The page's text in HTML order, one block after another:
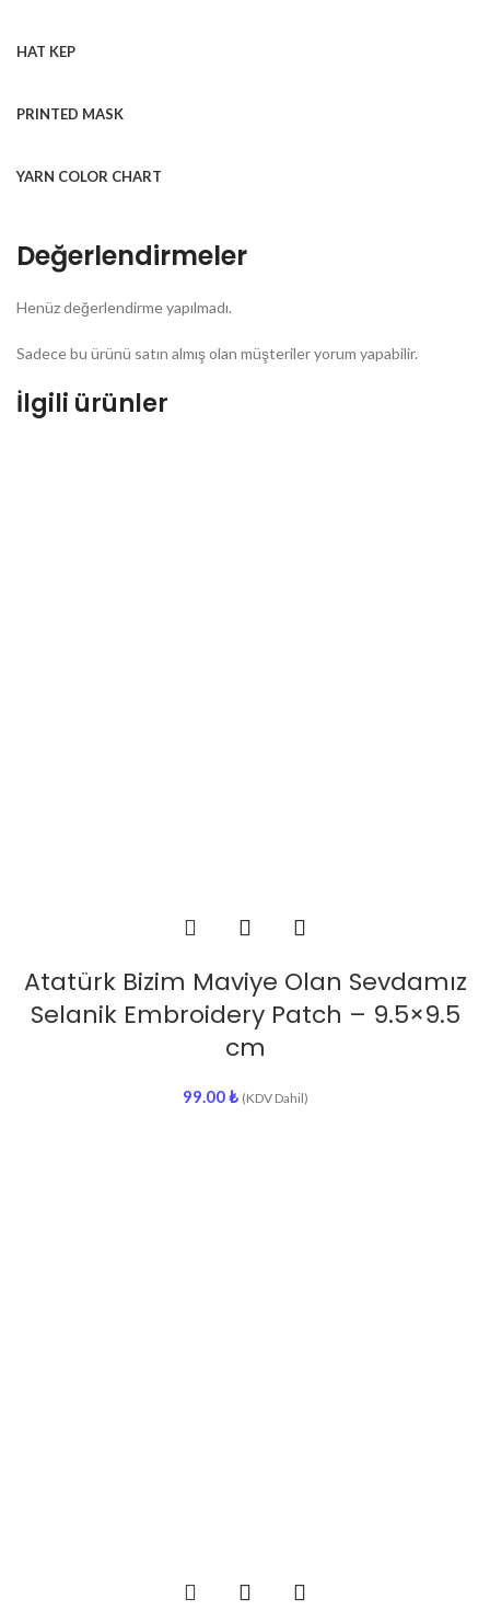
HAT KEP
PRINTED MASK
YARN COLOR CHART
Değerlendirmeler
Henüz değerlendirme yapılmadı.
Sadece bu ürünü satın almış olan müşteriler yorum yapabilir.
İlgili ürünler
Atatürk Bizim Maviye Olan Sevdamız
Selanik Embroidery Patch – 9.5×9.5
cm
99.00₺ (KDV Dahil)